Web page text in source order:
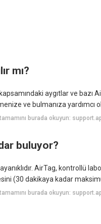
mı?
aygıtlar ve
ve bulmanıza yardımcı
burada okuyun:
buluyor?
AirTag, kontrollü
(30 dakikaya kadar
burada okuyun: